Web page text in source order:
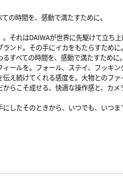
の時間を、感動で満たすために。
。それはDAIWAが世界に先駆けて立ち
ランド。その手にイカをもたらすため
すべての時間を、感動で満たすために。
ィールを。フォール、ステイ、フッキ
伝え続けてくれる感度を。大物とのフ
からこそ成せる、快適な操作感と、カ
したそのときから、いつでも、いつま